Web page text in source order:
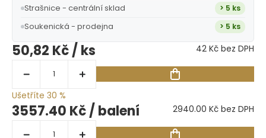
Strašnice - centrální sklad > 5 ks
Soukenická - prodejna > 5 ks
50,82 Kč/ ks 42 Kč bez DPH
Ušetříte 30 %
3557.40 Kč/ balení 2940.00 Kč bez DPH